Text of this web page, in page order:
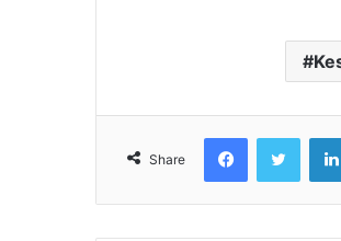
Share
Facebook